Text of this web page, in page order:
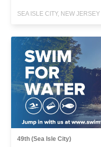
SEA ISLE CITY, NEW JERSEY
49th (Sea Isle City)